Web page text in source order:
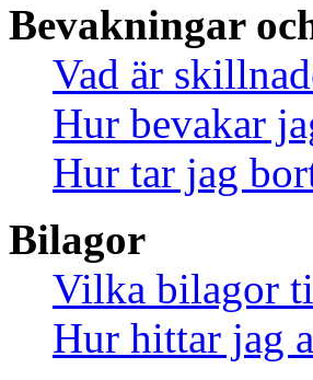
Bevakningar
Vad är
Hur bevakar
Hur tar jag
Bilagor
Vilka bilagor
Hur hittar jag